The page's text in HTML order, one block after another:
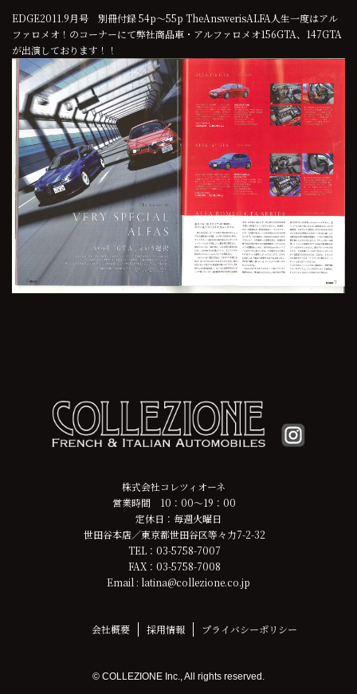
EDGE2011.9月号 別冊付録 54p～55p TheAnswerisALFA人生一度はアル
ファロメオ！のコーナーにて弊社商品車・アルファロメオ156GTA、147GTA
が出演しております！！
株式会社コレツィオーネ
営業時間 10：00～19：00
定休日：毎週火曜日
世田谷本店／東京都世田谷区等々力7-2-32
TEL：03-5758-7007
FAX：03-5758-7008
Email : latina@collezione.co.jp
会社概要 採用情報 プライバシーポリシー
© COLLEZIONE Inc., All rights reserved.